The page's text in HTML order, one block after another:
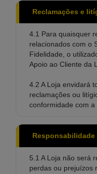
Reclamações e
4.1 Para quaisquer
relacionados com o
Fidelidade, o
Apoio ao Cliente da
4.2 A Loja envidará
reclamações ou
conformidade com a
Responsabilidade
5.1 A Loja não será
perdas ou prejuízos